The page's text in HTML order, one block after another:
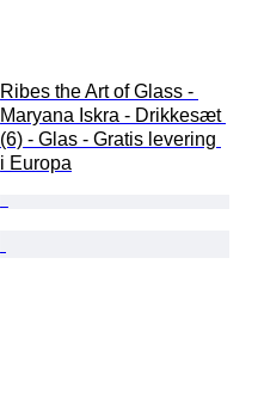
Ribes the Art of Glass -
Maryana Iskra - Drikkesæt
(6) - Glas - Gratis levering
i Europa